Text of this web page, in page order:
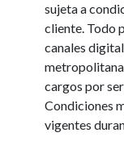
sujeta a
cliente. Todo
canales
cargos por
Condiciones
vigentes